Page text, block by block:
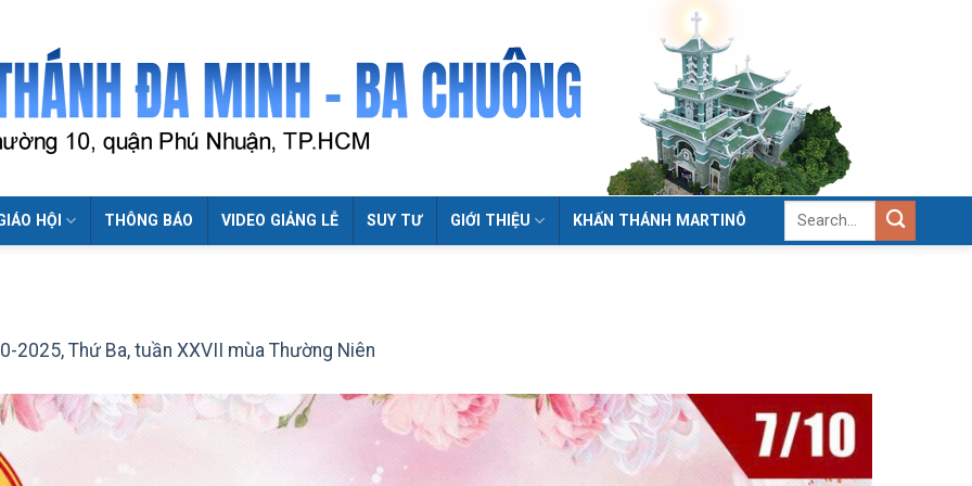
HỘI THÔNG BÁO VIDEO GIẢNG LỄ SUY TƯ GIỚI THIỆU KHẤN THÁNH MARTINÔ
2025, Thứ Ba, tuần XXVII mùa Thường Niên